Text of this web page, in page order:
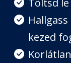
kezed